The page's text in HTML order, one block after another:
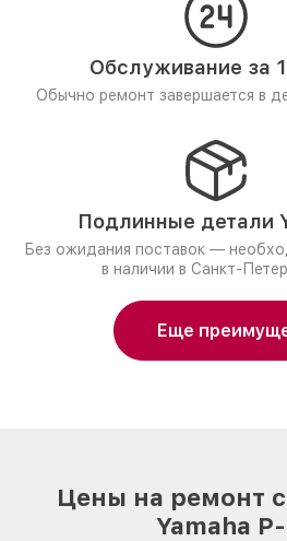
Обслуживание за
Обычно ремонт завершается в
Подлинные детали
Без ожидания поставок —
в наличии в Санкт-
Еще
Цены на ремонт
Yamaha